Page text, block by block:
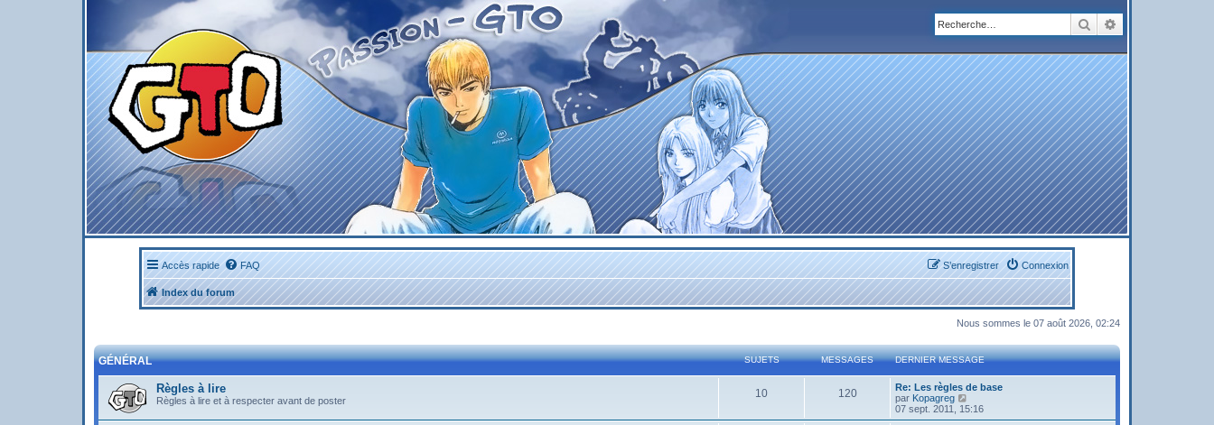
Rechercher
Accès rapide FAQ Connexion
S’enregistrer
Index du forum
Nous sommes le 07 août 2026, 02:24
GÉNÉRAL SUJETS MESSAGES DERNIER MESSAGE
Règles à lire
Règles à lire et à respecter avant de poster
10 120
Re: Les règles de base
par Kopagreg
o
i
07 sept. 2011, 15:16